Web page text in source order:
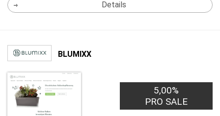
Details
BLUMIXX
5,00%
PRO SALE